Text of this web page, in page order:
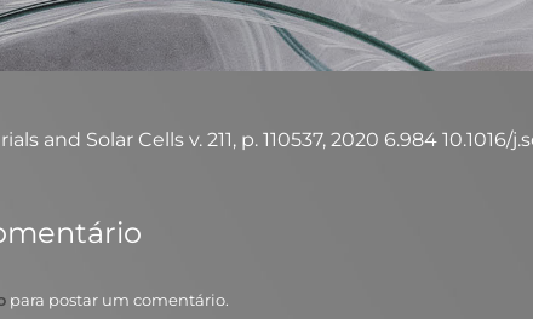
and Solar Cells v. 211, p. 110537, 2020 6.984 10.1016/
para postar um comentário.